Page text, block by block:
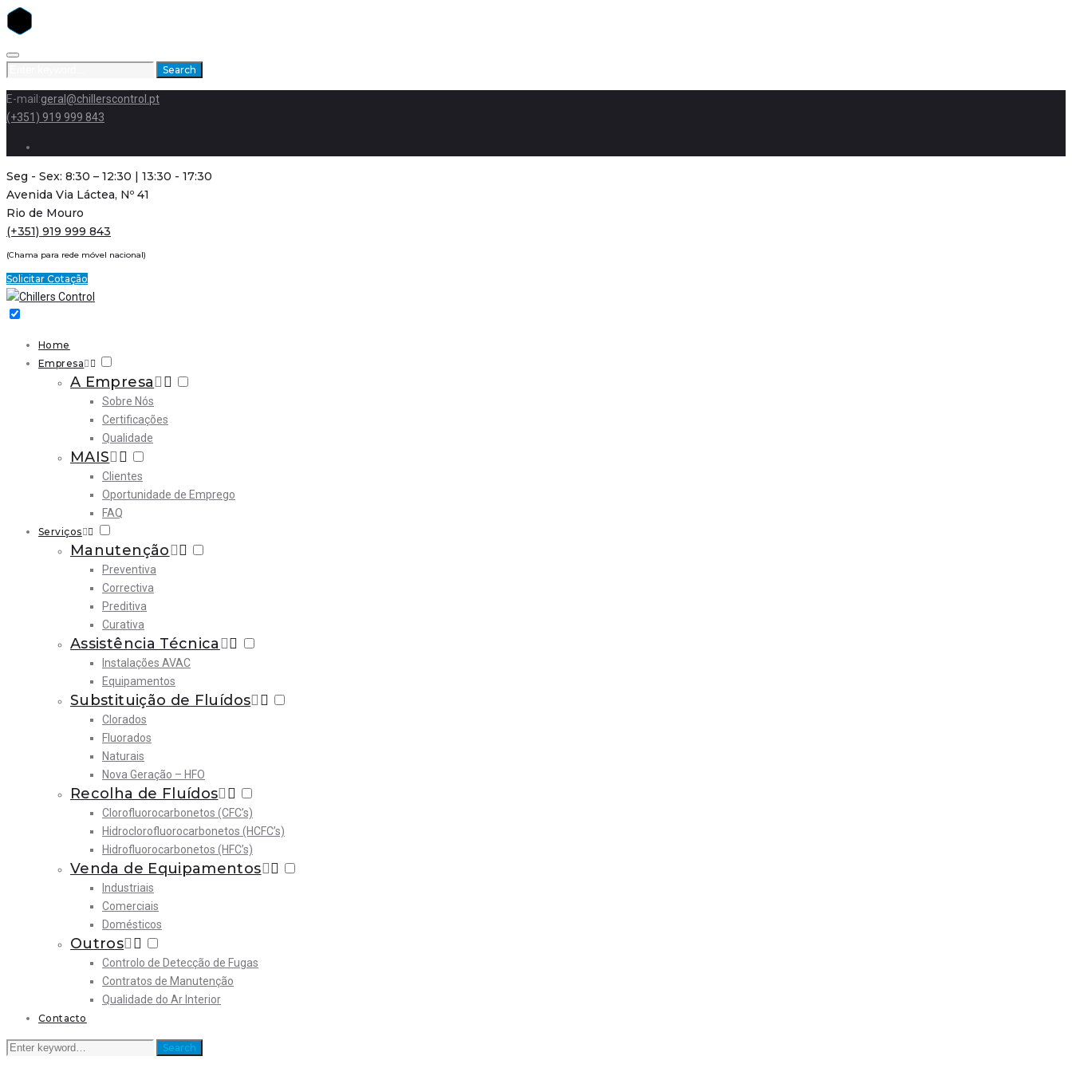
Skip
Search
E-mail:geral@chillerscontrol.pt
(+351) 919 999 843
Seg - Sex: 8:30 – 12:30 | 13:30 - 17:30
Avenida Via Láctea, Nº 41
Rio de Mouro
(+351) 919 999 843
(Chama para rede móvel nacional)
Solicitar Cotação
Home
Empresa
A Empresa
Sobre Nós
Certificações
Qualidade
MAIS
Clientes
Oportunidade de Emprego
FAQ
Serviços
Manutenção
Preventiva
Correctiva
Preditiva
Curativa
Assistência Técnica
Instalações AVAC
Equipamentos
Substituição de Fluídos
Clorados
Fluorados
Naturais
Nova Geração – HFO
Recolha de Fluídos
Clorofluorocarbonetos (CFC’s)
Hidroclorofluorocarbonetos (HCFC’s)
Hidrofluorocarbonetos (HFC’s)
Venda de Equipamentos
Industriais
Comerciais
Domésticos
Outros
Controlo de Detecção de Fugas
Contratos de Manutenção
Qualidade do Ar Interior
Contacto
Search
Search